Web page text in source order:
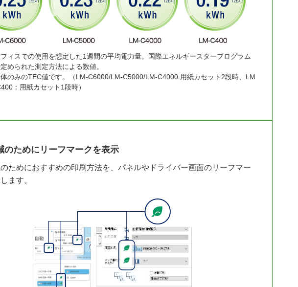
ィスでの使用を想定した1週間の平均電力量。国際エネルギースタープログラム
められた測定方法による数値。
のみのTEC値です。（LM-C6000/LM-C5000/LM-C4000:用紙カセット2段時、LM
：用紙カセット1段時）
のためにリーフマークを表示
ためにおすすめの印刷方法を、パネルやドライバー画面のリーフマー
ます。